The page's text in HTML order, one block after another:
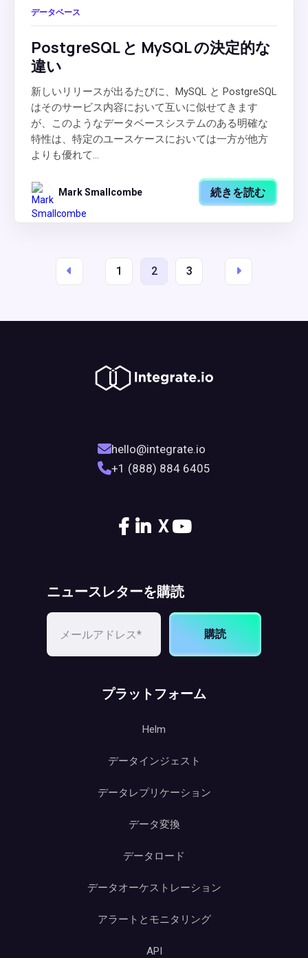
データベース
PostgreSQL と MySQL の決定的な
違い
新しいリリースが出るたびに、MySQL と PostgreSQL
はそのサービス内容において互いに似せてきます
が、このようなデータベースシステムのある明確な
特性は、特定のユースケースにおいては一方が他方
よりも優れて...
Mark Smallcombe 続きを読む
1 2 3
hello@integrate.io
+1 (888) 884 6405
X
ニュースレターを購読
購読
プラットフォーム
Helm
データインジェスト
データレプリケーション
データ変換
データロード
データオーケストレーション
アラートとモニタリング
API